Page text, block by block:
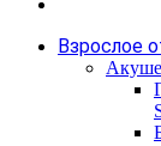
Взрослое